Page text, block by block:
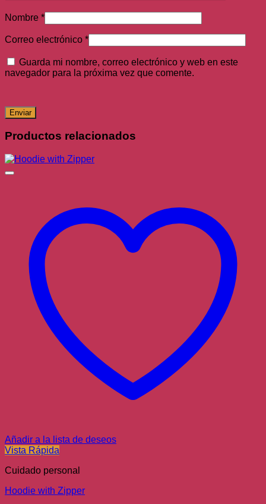
Nombre *
Correo electrónico *
Guarda mi nombre, correo electrónico y web en este
navegador para la próxima vez que comente.
Productos relacionados
Añadir a la lista de deseos
Vista Rápida
Cuidado personal
Hoodie with Zipper